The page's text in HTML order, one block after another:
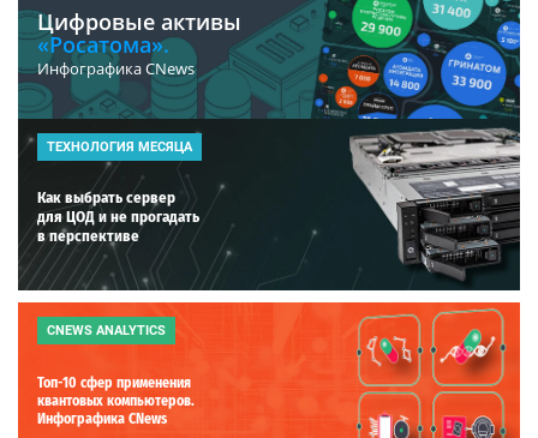
Цифровые активы
«Росатома».
Инфографика CNews
ТЕХНОЛОГИЯ МЕСЯЦА
Как выбрать сервер
для ЦОД и не прогадать
в перспективе
CNEWS ANALYTICS
Топ-10 сфер применения
квантовых компьютеров.
Инфографика CNews